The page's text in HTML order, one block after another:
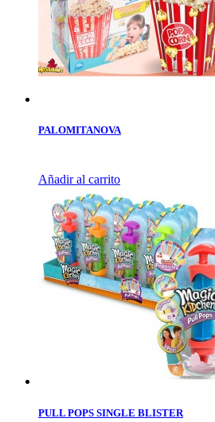
PALOMITANOVA
Añadir al carrito
PULL POPS SINGLE BLISTER